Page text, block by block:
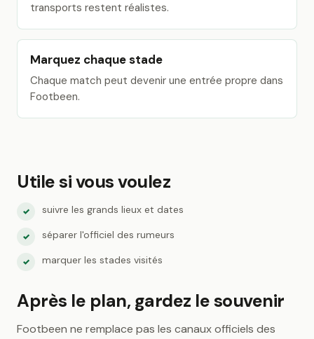
transports restent réalistes.
Marquez chaque stade
Chaque match peut devenir une entrée propre dans
Footbeen.
Utile si vous voulez
✓ suivre les grands lieux et dates
✓ séparer l'officiel des rumeurs
✓ marquer les stades visités
Après le plan, gardez le souvenir
Footbeen ne remplace pas les canaux officiels des